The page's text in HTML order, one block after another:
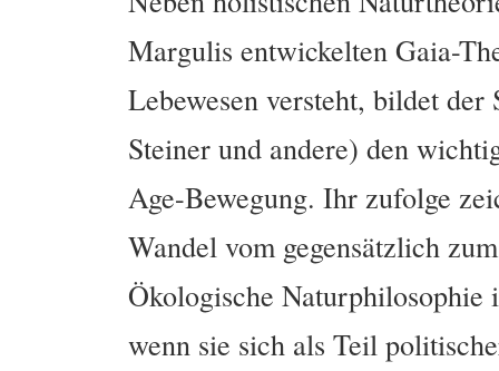
Margulis entwickelten Gaia-
Lebewesen versteht, bildet
Steiner und andere) den
Age-Bewegung. Ihr zufolge
Wandel vom gegensätzlich
Ökologische Naturphilosophie
wenn sie sich als Teil